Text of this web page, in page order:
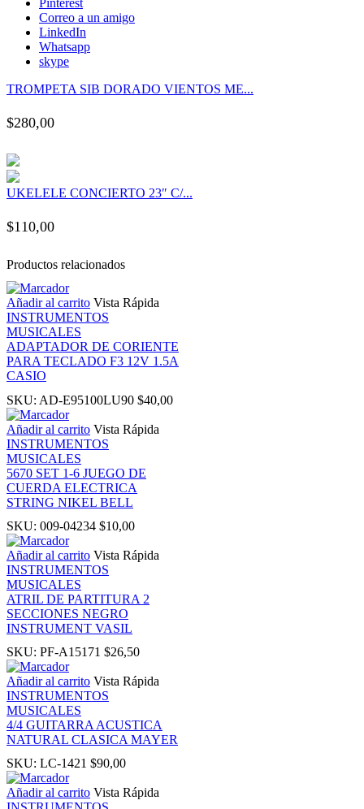
panel
panel
panel
panel
panel
panel
panel
panel
Panel
Panel
Panel
panel
Pinterest
Correo a un amigo
LinkedIn
Whatsapp
skype
TROMPETA SIB DORADO VIENTOS ME...
$280,00
UKELELE CONCIERTO 23″ C/...
$110,00
Productos relacionados
Añadir al carrito Vista Rápida
INSTRUMENTOS
MUSICALES
ADAPTADOR DE CORIENTE
PARA TECLADO F3 12V 1.5A
CASIO
SKU: AD-E95100LU90 $40,00
Añadir al carrito Vista Rápida
INSTRUMENTOS
MUSICALES
5670 SET 1-6 JUEGO DE
CUERDA ELECTRICA
STRING NIKEL BELL
SKU: 009-04234 $10,00
Añadir al carrito Vista Rápida
INSTRUMENTOS
MUSICALES
ATRIL DE PARTITURA 2
SECCIONES NEGRO
INSTRUMENT VASIL
SKU: PF-A15171 $26,50
Añadir al carrito Vista Rápida
INSTRUMENTOS
MUSICALES
4/4 GUITARRA ACUSTICA
NATURAL CLASICA MAYER
SKU: LC-1421 $90,00
Añadir al carrito Vista Rápida